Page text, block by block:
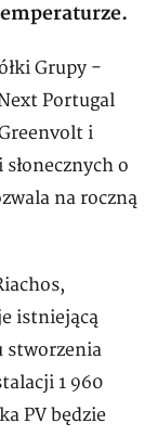
Grupy -
Portugal
i
o
na roczną
istniejącą
stworzenia
1 960
PV będzie